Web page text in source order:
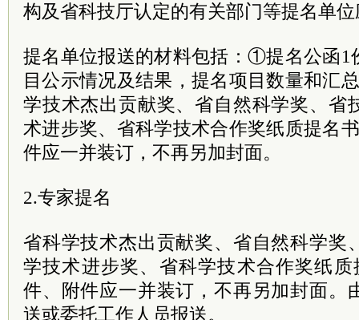
构及省科技厅认定的有关部门等提名单
提名单位报送的材料包括：①提名公函1
目公示情况及结果，提名项目数量和汇
学技术杰出贡献奖、省自然科学奖、省
术进步奖、省科学技术合作奖纸质提名
件应一并装订，不再另加封面。
2.专家提名
省科学技术杰出贡献奖、省自然科学奖
学技术进步奖、省科学技术合作奖纸
件、附件应一并装订，不再另加封面。
送或委托工作人员报送。